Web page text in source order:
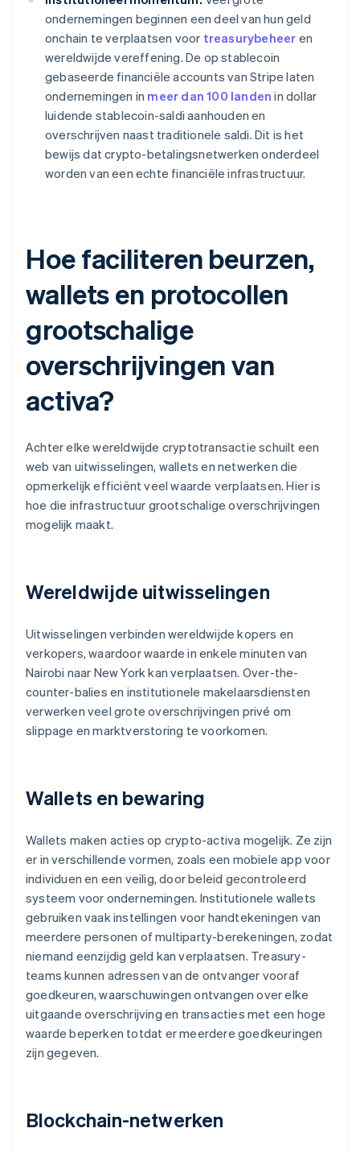
ondernemingen beginnen een deel van hun geld
onchain te verplaatsen voor treasurybeheer en
wereldwijde vereffening. De op stablecoin
gebaseerde financiële accounts van Stripe laten
ondernemingen in meer dan 100 landen in dollar
luidende stablecoin-saldi aanhouden en
overschrijven naast traditionele saldi. Dit is het
bewijs dat crypto-betalingsnetwerken onderdeel
worden van een echte financiële infrastructuur.
Hoe faciliteren beurzen,
wallets en protocollen
grootschalige
overschrijvingen van
activa?
Achter elke wereldwijde cryptotransactie schuilt een
web van uitwisselingen, wallets en netwerken die
opmerkelijk efficiënt veel waarde verplaatsen. Hier is
hoe die infrastructuur grootschalige overschrijvingen
mogelijk maakt.
Wereldwijde uitwisselingen
Uitwisselingen verbinden wereldwijde kopers en
verkopers, waardoor waarde in enkele minuten van
Nairobi naar New York kan verplaatsen. Over-the-
counter-balies en institutionele makelaarsdiensten
verwerken veel grote overschrijvingen privé om
slippage en marktverstoring te voorkomen.
Wallets en bewaring
Wallets maken acties op crypto-activa mogelijk. Ze zijn
er in verschillende vormen, zoals een mobiele app voor
individuen en een veilig, door beleid gecontroleerd
systeem voor ondernemingen. Institutionele wallets
gebruiken vaak instellingen voor handtekeningen van
meerdere personen of multiparty-berekeningen, zodat
niemand eenzijdig geld kan verplaatsen. Treasury-
teams kunnen adressen van de ontvanger vooraf
goedkeuren, waarschuwingen ontvangen over elke
uitgaande overschrijving en transacties met een hoge
waarde beperken totdat er meerdere goedkeuringen
zijn gegeven.
Blockchain-netwerken